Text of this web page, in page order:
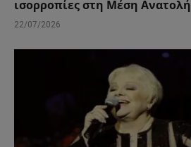
ισορροπίες στη Μέση Ανατολή
22/07/2026